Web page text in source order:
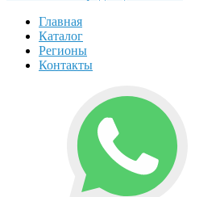
Главная
Каталог
Регионы
Контакты